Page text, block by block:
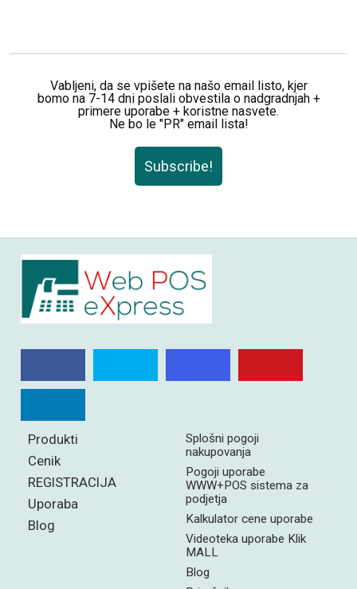
Vabljeni, da se vpišete na našo email listo, kjer
bomo na 7-14 dni poslali obvestila o nadgradnjah +
primere uporabe + koristne nasvete.
Ne bo le "PR" email lista!
Subscribe!
Produkti
Cenik
REGISTRACIJA
Uporaba
Blog
Splošni pogoji
nakupovanja
Pogoji uporabe
WWW+POS sistema za
podjetja
Kalkulator cene uporabe
Videoteka uporabe Klik
MALL
Blog